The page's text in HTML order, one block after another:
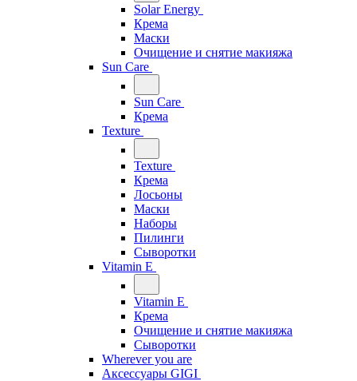
Solar Energy
Крема
Маски
Очищение и снятие макияжа
Sun Care
Sun Care
Крема
Texture
Texture
Крема
Лосьоны
Маски
Наборы
Пилинги
Сыворотки
Vitamin E
Vitamin E
Крема
Очищение и снятие макияжа
Сыворотки
Wherever you are
Аксессуары GIGI